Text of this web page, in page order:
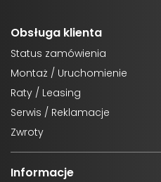
Obsługa klienta
Status zamówienia
Montaż / Uruchomienie
Raty / Leasing
Serwis / Reklamacje
Zwroty
Informacje